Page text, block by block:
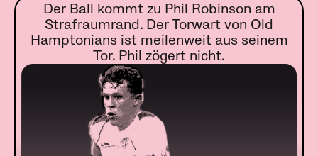
Der Ball kommt zu Phil Robinson am
Strafraumrand. Der Torwart von Old
Hamptonians ist meilenweit aus seinem
Tor. Phil zögert nicht.